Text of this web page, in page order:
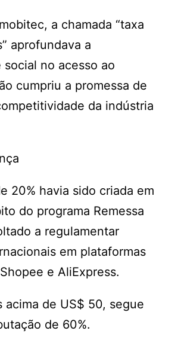
a chamada “taxa
aprofundava a
social no acesso ao
cumpriu a promessa de
da indústria
20% havia sido criada em
do programa Remessa
a regulamentar
em plataformas
e AliExpress.
acima de US$ 50, segue
de 60%.